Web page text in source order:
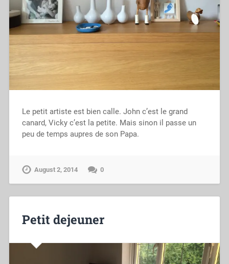
Le petit artiste est bien calle. John c’est le grand
canard, Vicky c’est la petite. Mais sinon il passe un
peu de temps aupres de son Papa.
August 2, 2014 0
Petit dejeuner